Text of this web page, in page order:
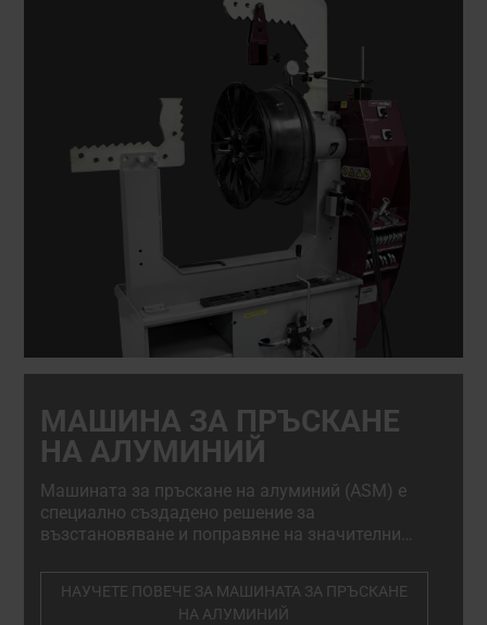
МАШИНА ЗА ПРЪСКАНЕ
НА АЛУМИНИЙ
Машината за пръскане на алуминий (ASM) е
специално създадено решение за
възстановяване и поправяне на значителни
рязане - бързо, безопасно и в пълно
съответствие със стандартите на ОЕМ.
НАУЧЕТЕ ПОВЕЧЕ ЗА МАШИНАТА ЗА ПРЪСКАНЕ
НА АЛУМИНИЙ